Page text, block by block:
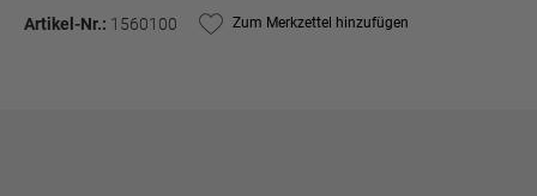
Artikel-Nr.: 1560100 Zum Merkzettel hinzufügen